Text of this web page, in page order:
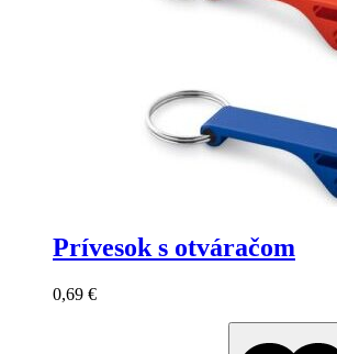
Prívesok s otváračom
0,69 €